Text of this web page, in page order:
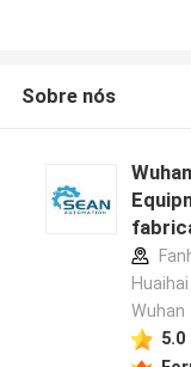
Sobre nós
Wuhan
5.0